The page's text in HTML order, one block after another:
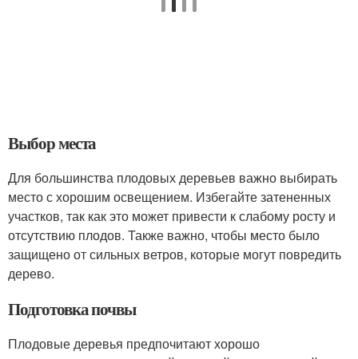
Выбор места
Для большинства плодовых деревьев важно выбирать
место с хорошим освещением. Избегайте затененных
участков, так как это может привести к слабому росту и
отсутствию плодов. Также важно, чтобы место было
защищено от сильных ветров, которые могут повредить
дерево.
Подготовка почвы
Плодовые деревья предпочитают хорошо